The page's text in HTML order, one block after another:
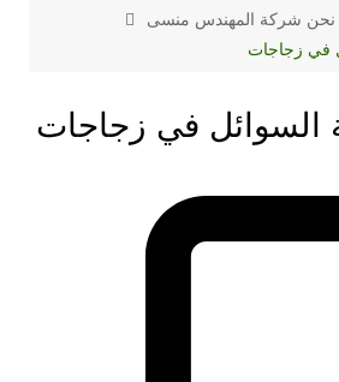
نحن شركة المهندس منسى
في زجاجات
السوائل في زجاجات